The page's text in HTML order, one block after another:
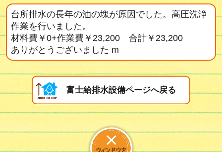
台所排水の長年の油の塊が原因でした。高圧洗浄
作業を行いました。
材料費￥0+作業費￥23,200 合計￥23,200
ありがとうございました m
富士給排水設備ページへ戻る